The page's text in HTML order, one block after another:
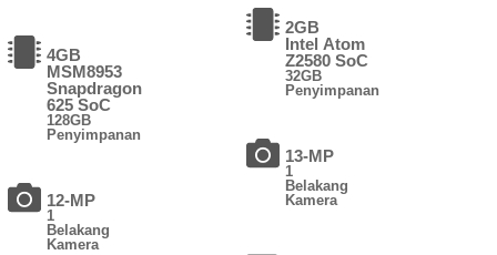
4GB
MSM8953
Snapdragon
625 SoC
128GB
Penyimpanan
12-MP
1
Belakang
Kamera
2GB
Intel Atom
Z2580 SoC
32GB
Penyimpanan
13-MP
1
Belakang
Kamera